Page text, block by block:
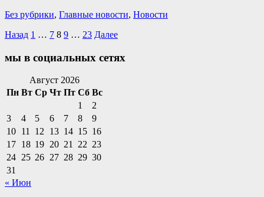
Категории
Без рубрики, Главные новости, Новости
Пагинация
записей
Назад Страница
1 … Страница
7 Страница
8 Страница
9 … Страница
23 Далее
мы в социальных сетях
Facebook
Instagram
VKontakte
ТелефонАвгуст 2026
Пн Вт Ср Чт Пт Сб Вс
1
2
3
4 5 6 7 8
9
10 11 12 13 14 15 16
17 18 19 20 21 22 23
24 25 26 27 28 29 30
31
« Июн